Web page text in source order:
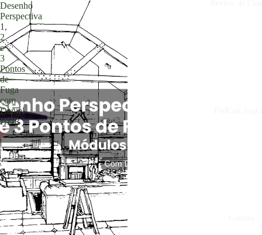
Desenho
Perspectiva
1,
2
e
3
Pontos
de
Fuga
com
Daniel
HDR